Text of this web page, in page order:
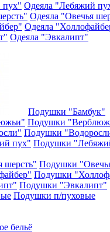
Одеяла "Лебяжий
Одеяла "Овечья
Одеяла
Одеяла "Эвкалипт"
Подушки "Бамбук"
Подушки
Подушки
Подушки
Подушки
Подушки
Подушки "Эвкалипт"
Подушки п/пуховые